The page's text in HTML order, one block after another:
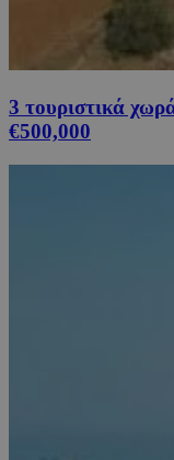
3 τουριστικά
€500,000